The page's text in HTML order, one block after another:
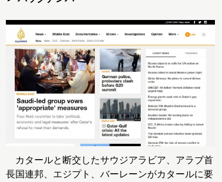
カタールと断交したサウジアラビア、アラブ首
長国連邦、エジプト、バーレーンがカタールに要